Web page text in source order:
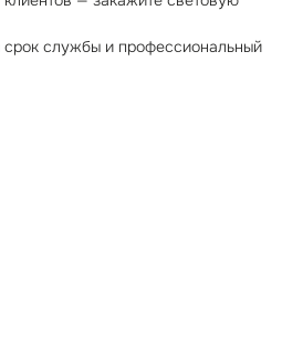
срок службы и профессиональный